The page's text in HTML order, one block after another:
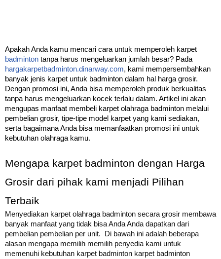
badminton
hargakarpetbadminton.dinarway.com, kami mempersembahkan
banyak jenis karpet untuk badminton dalam hal harga grosir.
Dengan promosi ini, Anda bisa memperoleh produk berkualitas
tanpa harus mengeluarkan kocek terlalu dalam. Artikel ini akan
mengupas manfaat membeli karpet olahraga badminton melalui
pembelian grosir, tipe-tipe model karpet yang kami sediakan,
serta bagaimana Anda bisa memanfaatkan promosi ini untuk
kebutuhan olahraga kamu.
Mengapa karpet badminton dengan Harga
Grosir dari pihak kami menjadi Pilihan
Terbaik
Menyediakan karpet olahraga badminton secara grosir membawa
banyak manfaat yang tidak bisa Anda Anda dapatkan dari
pembelian pembelian per unit.
Di bawah ini adalah beberapa
alasan mengapa memilih memilih penyedia kami untuk
memenuhi kebutuhan karpet badminton karpet badminton